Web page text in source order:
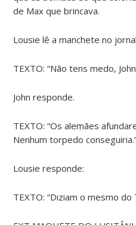
de Max que brincava.
Lousie lê a manchete no
TEXTO: “Não tens medo,
John responde.
TEXTO: “Os alemães
Nenhum torpedo
Lousie responde:
TEXTO: “Diziam o mesmo do